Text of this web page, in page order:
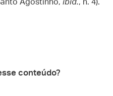
Agostinho, ibid., n. 4).
conteúdo?